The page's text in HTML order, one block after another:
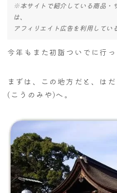
※本サイトで紹介している商品・
は、
アフィリエイト広告を利用してい
今年もまた初詣ついでに行っ
まずは、この地方だと、は
(こうのみや)へ。